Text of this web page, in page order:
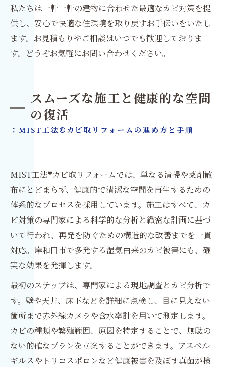
私たちは一軒一軒の建物に合わせた最適なカビ対策を提
供し、安心で快適な住環境を取り戻すお手伝いをいたし
ます。お見積もりやご相談はいつでも歓迎しておりま
す。どうぞお気軽にお問い合わせください。
スムーズな施工と健康的な空間
の復活
：MIST工法®カビ取リフォームの進め方と手順
MIST工法®カビ取リフォームでは、単なる清掃や薬剤散
布にとどまらず、健康的で清潔な空間を再生するための
体系的なプロセスを採用しています。施工はすべて、カ
ビ対策の専門家による科学的な分析と緻密な計画に基づ
いて行われ、再発を防ぐための構造的な改善までを一貫
対応。岸和田市で多発する湿気由来のカビ被害にも、確
実な効果を発揮します。
最初のステップは、専門家による現地調査とカビ分析で
す。壁や天井、床下などを詳細に点検し、目に見えない
箇所まで赤外線カメラや含水率計を用いて測定します。
カビの種類や繁殖範囲、原因を特定することで、無駄の
ない的確なプランを立案することができます。アスペル
ギルスやトリコスポロンなど健康被害を及ぼす真菌が検